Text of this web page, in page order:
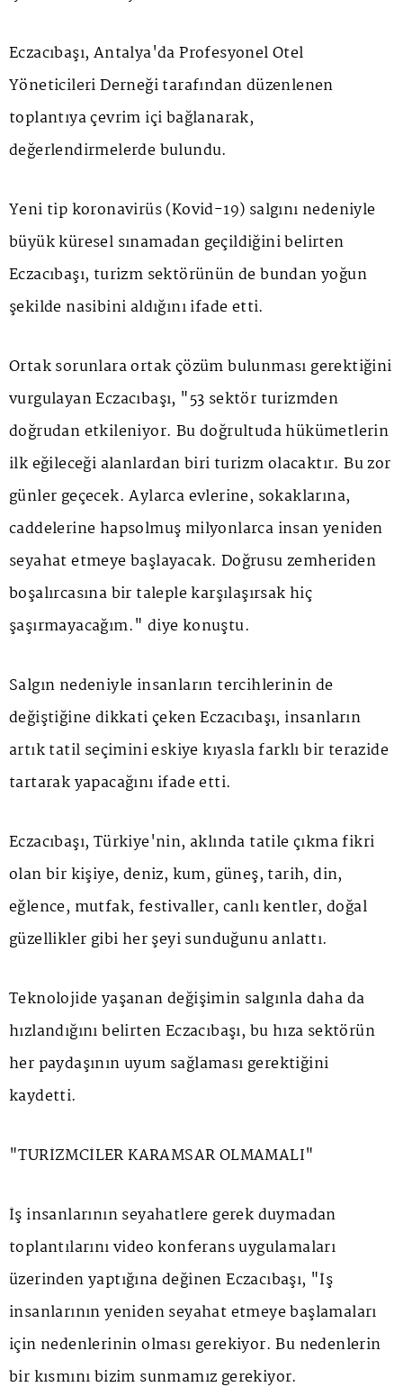
Eczacıbaşı, Antalya'da Profesyonel Otel
Yöneticileri Derneği tarafından düzenlenen
toplantıya çevrim içi bağlanarak,
değerlendirmelerde bulundu.
Yeni tip koronavirüs (Kovid-19) salgını nedeniyle
büyük küresel sınamadan geçildiğini belirten
Eczacıbaşı, turizm sektörünün de bundan yoğun
şekilde nasibini aldığını ifade etti.
Ortak sorunlara ortak çözüm bulunması gerektiğini
vurgulayan Eczacıbaşı, "53 sektör turizmden
doğrudan etkileniyor. Bu doğrultuda hükümetlerin
ilk eğileceği alanlardan biri turizm olacaktır. Bu zor
günler geçecek. Aylarca evlerine, sokaklarına,
caddelerine hapsolmuş milyonlarca insan yeniden
seyahat etmeye başlayacak. Doğrusu zemheriden
boşalırcasına bir taleple karşılaşırsak hiç
şaşırmayacağım." diye konuştu.
Salgın nedeniyle insanların tercihlerinin de
değiştiğine dikkati çeken Eczacıbaşı, insanların
artık tatil seçimini eskiye kıyasla farklı bir terazide
tartarak yapacağını ifade etti.
Eczacıbaşı, Türkiye'nin, aklında tatile çıkma fikri
olan bir kişiye, deniz, kum, güneş, tarih, din,
eğlence, mutfak, festivaller, canlı kentler, doğal
güzellikler gibi her şeyi sunduğunu anlattı.
Teknolojide yaşanan değişimin salgınla daha da
hızlandığını belirten Eczacıbaşı, bu hıza sektörün
her paydaşının uyum sağlaması gerektiğini
kaydetti.
"TURİZMCİLER KARAMSAR OLMAMALI"
İş insanlarının seyahatlere gerek duymadan
toplantılarını video konferans uygulamaları
üzerinden yaptığına değinen Eczacıbaşı, "İş
insanlarının yeniden seyahat etmeye başlamaları
için nedenlerinin olması gerekiyor. Bu nedenlerin
bir kısmını bizim sunmamız gerekiyor.